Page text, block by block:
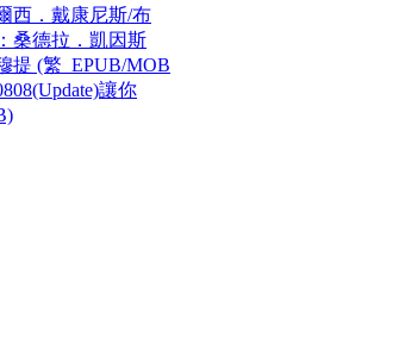
西．戴康尼斯/布
桑德拉．凱因斯
提 (繁_EPUB/MOB
讓你